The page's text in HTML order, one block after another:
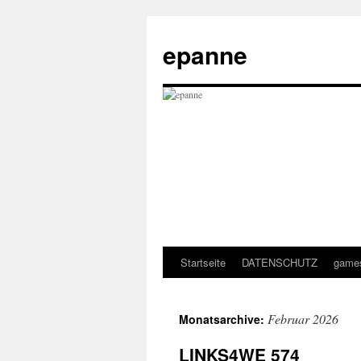
epanne
Zum
springen
Startseite DATENSCHUTZ
Monatsarchive: Februar 2026
LINKS4WE 574